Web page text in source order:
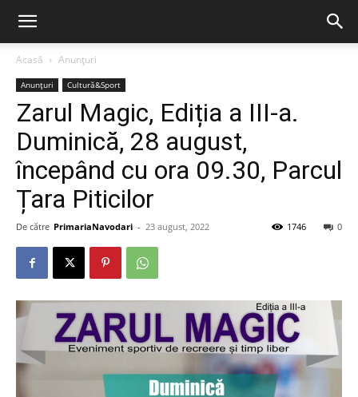
Acasă Anunțuri
Anunțuri Cultură&Sport
Zarul Magic, Ediția a III-a.
Duminică, 28 august,
începând cu ora 09.30, Parcul
Țara Piticilor
De către PrimariaNavodari - 23 august, 2022 0
1746